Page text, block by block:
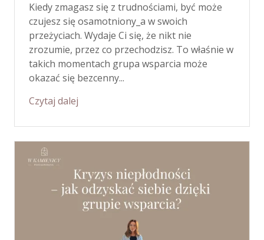
Kiedy zmagasz się z trudnościami, być może
czujesz się osamotniony_a w swoich
przeżyciach. Wydaje Ci się, że nikt nie
zrozumie, przez co przechodzisz. To właśnie w
takich momentach grupa wsparcia może
okazać się bezcenny...
Czytaj dalej